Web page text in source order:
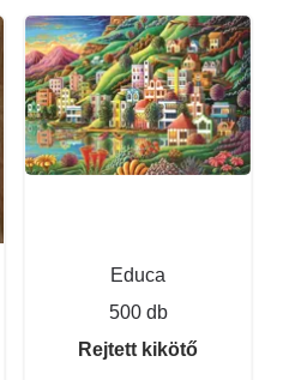
Educa
500 db
Rejtett kikötő